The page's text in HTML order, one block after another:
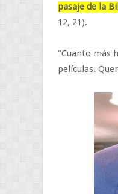
pasaje de la
12, 21).
"Cuanto más
películas.